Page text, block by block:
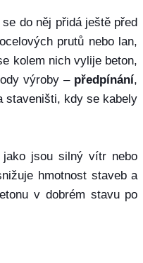
do něj přidá ještě před
prutů nebo lan,
kolem nich vylije beton,
výroby – předpínání,
staveništi, kdy se kabely
jako jsou silný vítr nebo
hmotnost staveb a
v dobrém stavu po